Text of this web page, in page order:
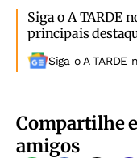
Siga o A TARDE
principais
Siga o A TARDE
Compartilhe
amigos